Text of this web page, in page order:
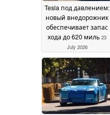
Tesla под давлением:
новый внедорожник
обеспечивает запас
хода до 620 миль 23
July 2026